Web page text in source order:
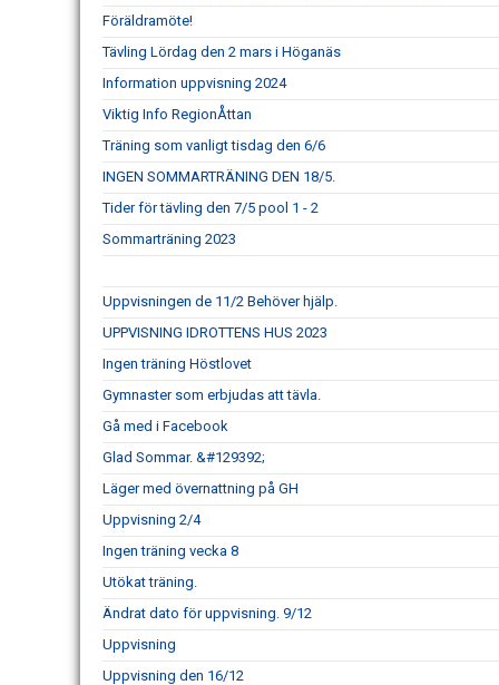
Föräldramöte!
Tävling Lördag den 2 mars i Höganäs
Information uppvisning 2024
Viktig Info RegionÅttan
Träning som vanligt tisdag den 6/6
INGEN SOMMARTRÄNING DEN 18/5.
Tider för tävling den 7/5 pool 1 - 2
Sommarträning 2023
Uppvisningen de 11/2 Behöver hjälp.
UPPVISNING IDROTTENS HUS 2023
Ingen träning Höstlovet
Gymnaster som erbjudas att tävla.
Gå med i Facebook
Glad Sommar. &#129392;
Läger med övernattning på GH
Uppvisning 2/4
Ingen träning vecka 8
Utökat träning.
Ändrat dato för uppvisning. 9/12
Uppvisning
Uppvisning den 16/12